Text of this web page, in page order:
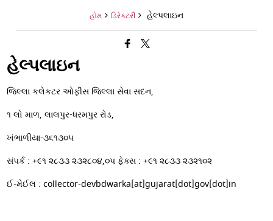
હોમ ડિરેક્ટરી હેલ્પલાઇન
હેલ્પલાઇન
જિલ્લા કલેકટર ઓફીસ જિલ્લા સેવા સદન,
૧ લો માળ, લાલપુર-ધરમપુર રોડ,
ખંભાળીયા-૩૬૧૩૦૫
સંપર્ક : +૯૧ ૨૮૩૩ ૨૩૨૮૦૪,૦૫ ફેક્સ : +૯૧ ૨૮૩૩ ૨૩૨૧૦૨
ઈ-મેઈલ : collector-devbdwarka[at]gujarat[dot]gov[dot]in